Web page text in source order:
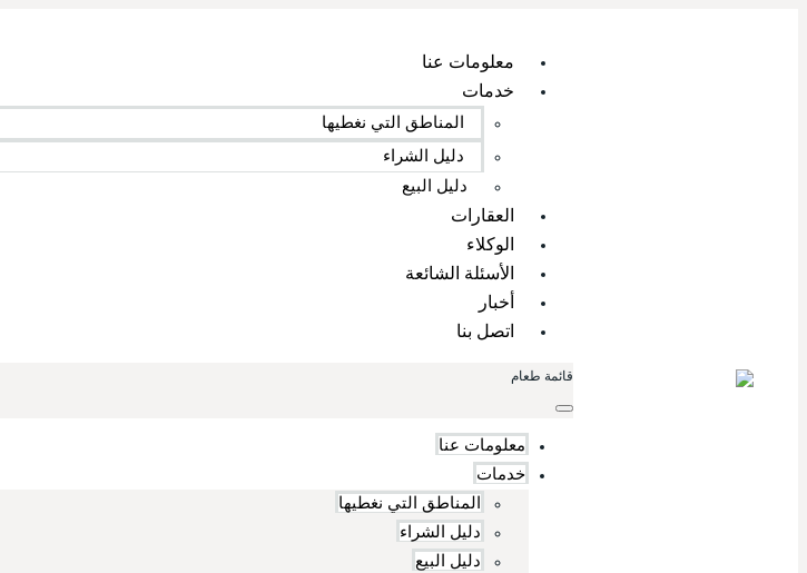
معلومات عنا
خدمات
المناطق التي نغطيها
دليل الشراء
دليل البيع
العقارات
الوكلاء
الأسئلة الشائعة
أخبار
اتصل بنا
قائمة طعام
معلومات عنا
خدمات
المناطق التي نغطيها
دليل الشراء
دليل البيع